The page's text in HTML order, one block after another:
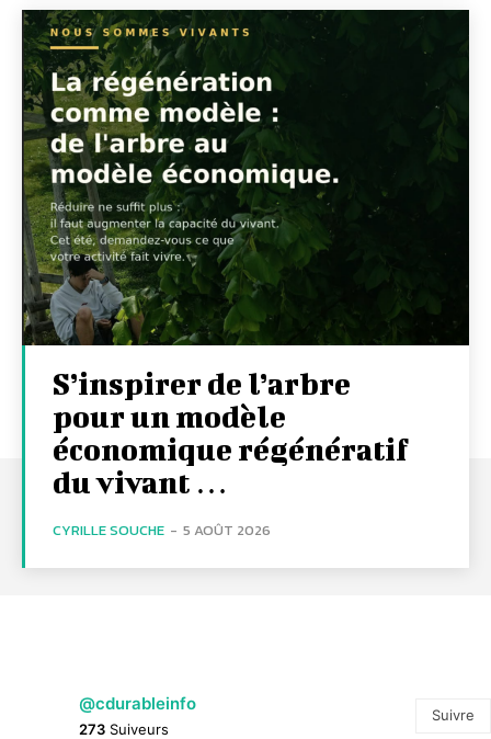
S’inspirer de l’arbre
pour un modèle
économique régénératif
du vivant …
CYRILLE SOUCHE - 5 AOÛT 2026
@cdurableinfo
273 Suiveurs
Suivre